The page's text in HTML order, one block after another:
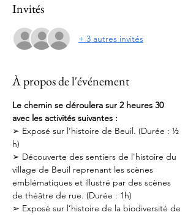
Invités
+ 3 autres invités
À propos de l'événement
Le chemin se déroulera sur 2 heures 30
avec les activités suivantes :
➢ Exposé sur l’histoire de Beuil. (Durée : ½
h)
➢ Découverte des sentiers de l'histoire du
village de Beuil reprenant les scènes
emblématiques et illustré par des scènes
de théâtre de rue. (Durée : 1h)
➢ Exposé sur l’histoire de la biodiversité de